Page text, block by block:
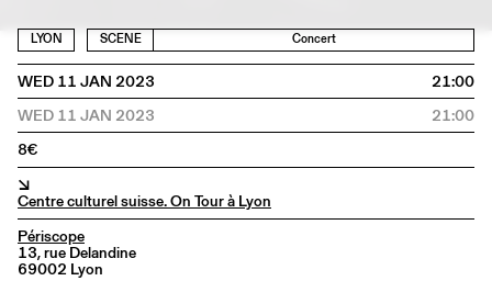
LYON SCENE Concert
WED 11 JAN 2023
21:00
WED 11 JAN 2023
21:00
8€
↘
Centre culturel suisse. On Tour à Lyon
Périscope
13, rue Delandine
69002 Lyon